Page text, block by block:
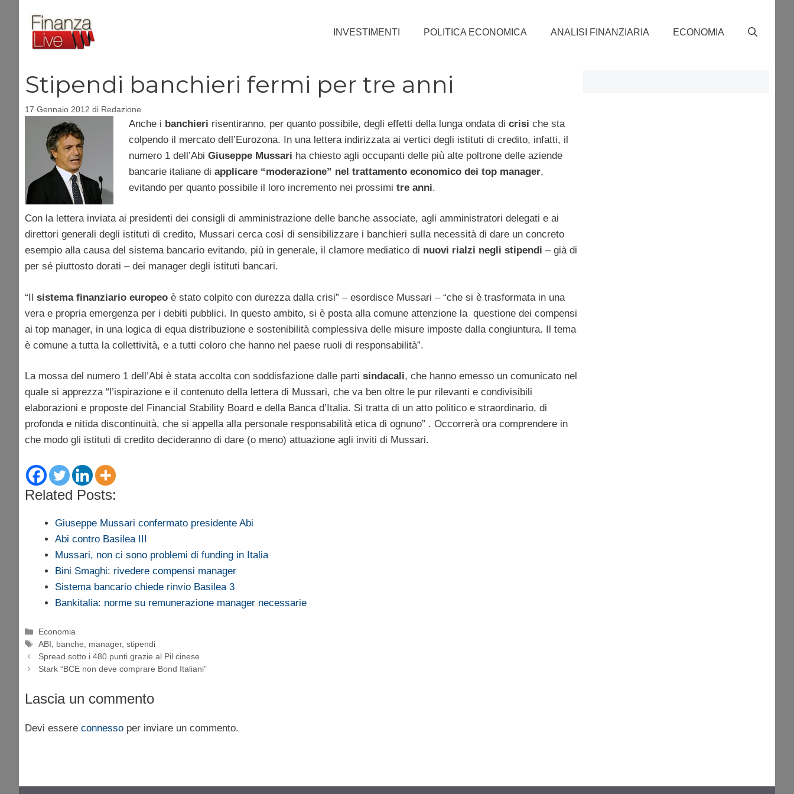
contenuto
INVESTIMENTI POLITICA ECONOMICA ANALISI FINANZIARIA ECONOMIA
Stipendi banchieri fermi per tre anni
17 Gennaio 2012 di Redazione
Anche i banchieri risentiranno, per quanto possibile, degli effetti della lunga ondata di crisi che sta
colpendo il mercato dell’Eurozona. In una lettera indirizzata ai vertici degli istituti di credito, infatti, il
numero 1 dell’Abi Giuseppe Mussari ha chiesto agli occupanti delle più alte poltrone delle aziende
bancarie italiane di applicare “moderazione” nel trattamento economico dei top manager,
evitando per quanto possibile il loro incremento nei prossimi tre anni.
Con la lettera inviata ai presidenti dei consigli di amministrazione delle banche associate, agli amministratori delegati e ai
direttori generali degli istituti di credito, Mussari cerca così di sensibilizzare i banchieri sulla necessità di dare un concreto
esempio alla causa del sistema bancario evitando, più in generale, il clamore mediatico di nuovi rialzi negli stipendi – già di
per sé piuttosto dorati – dei manager degli istituti bancari.
“Il sistema finanziario europeo è stato colpito con durezza dalla crisi” – esordisce Mussari – “che si è trasformata in una
vera e propria emergenza per i debiti pubblici. In questo ambito, si è posta alla comune attenzione la questione dei compensi
ai top manager, in una logica di equa distribuzione e sostenibilità complessiva delle misure imposte dalla congiuntura. Il tema
è comune a tutta la collettività, e a tutti coloro che hanno nel paese ruoli di responsabilità”.
La mossa del numero 1 dell’Abi è stata accolta con soddisfazione dalle parti sindacali, che hanno emesso un comunicato nel
quale si apprezza “l’ispirazione e il contenuto della lettera di Mussari, che va ben oltre le pur rilevanti e condivisibili
elaborazioni e proposte del Financial Stability Board e della Banca d’Italia. Si tratta di un atto politico e straordinario, di
profonda e nitida discontinuità, che si appella alla personale responsabilità etica di ognuno” . Occorrerà ora comprendere in
che modo gli istituti di credito decideranno di dare (o meno) attuazione agli inviti di Mussari.
Related Posts:
Giuseppe Mussari confermato presidente Abi
Abi contro Basilea III
Mussari, non ci sono problemi di funding in Italia
Bini Smaghi: rivedere compensi manager
Sistema bancario chiede rinvio Basilea 3
Bankitalia: norme su remunerazione manager necessarie
Categorie
Economia
Tag
ABI banche manager,stipendi
Spread sotto i 480 punti grazie al Pil cinese
Stark “BCE non deve comprare Bond Italiani”
Lascia un commento
Devi essere connesso per inviare un commento.